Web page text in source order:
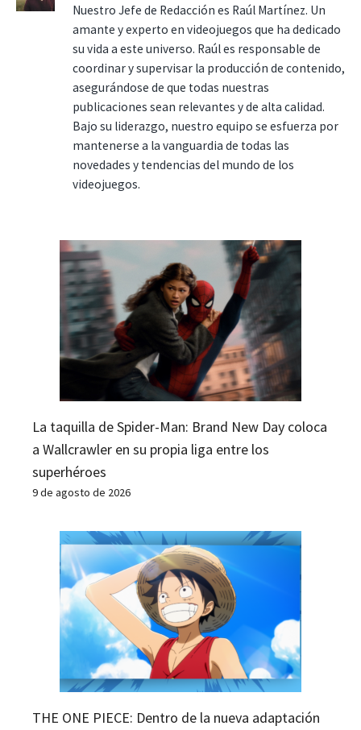
Nuestro Jefe de Redacción es Raúl Martínez. Un
amante y experto en videojuegos que ha dedicado
su vida a este universo. Raúl es responsable de
coordinar y supervisar la producción de contenido,
asegurándose de que todas nuestras
publicaciones sean relevantes y de alta calidad.
Bajo su liderazgo, nuestro equipo se esfuerza por
mantenerse a la vanguardia de todas las
novedades y tendencias del mundo de los
videojuegos.
La taquilla de Spider-Man: Brand New Day coloca
a Wallcrawler en su propia liga entre los
superhéroes
9 de agosto de 2026
THE ONE PIECE: Dentro de la nueva adaptación